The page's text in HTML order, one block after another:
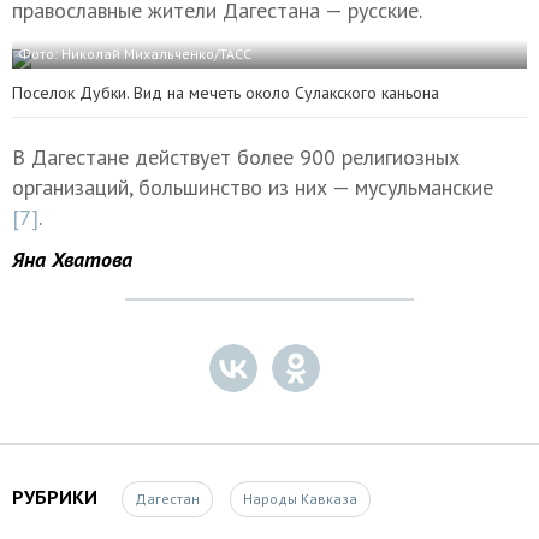
православные жители Дагестана — русские.
Фото: Николай Михальченко/ТАСС
Поселок Дубки. Вид на мечеть около Сулакского каньона
В Дагестане действует более 900 религиозных
организаций, большинство из них — мусульманские
[7].
Яна Хватова
РУБРИКИ Дагестан Народы Кавказа